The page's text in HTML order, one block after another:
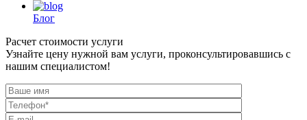
Блог
Расчет стоимости услуги
Узнайте цену нужной вам услуги, проконсультировавшись с
нашим специалистом!